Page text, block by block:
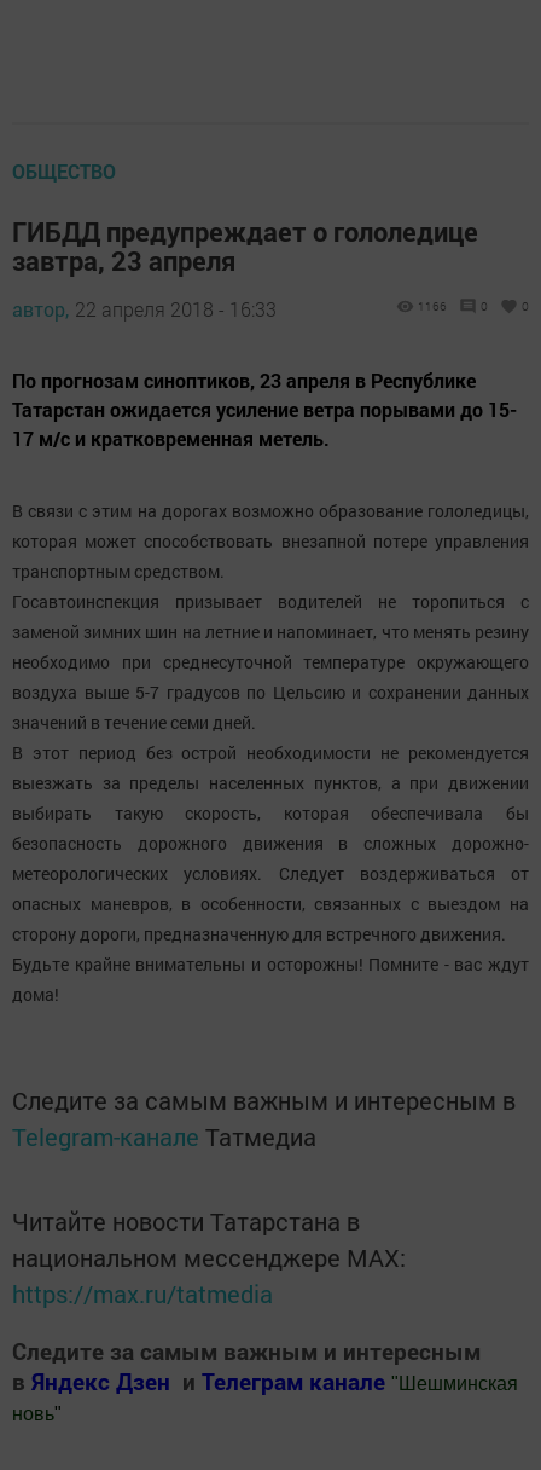
ОБЩЕСТВО
ГИБДД предупреждает о гололедице
завтра, 23 апреля
автор, 22 апреля 2018 - 16:33 1166 0 0
По прогнозам синоптиков, 23 апреля в Республике
Татарстан ожидается усиление ветра порывами до 15-
17 м/с и кратковременная метель.
В связи с этим на дорогах возможно образование гололедицы,
которая может способствовать внезапной потере управления
транспортным средством.
Госавтоинспекция призывает водителей не торопиться с
заменой зимних шин на летние и напоминает, что менять резину
необходимо при среднесуточной температуре окружающего
воздуха выше 5-7 градусов по Цельсию и сохранении данных
значений в течение семи дней.
В этот период без острой необходимости не рекомендуется
выезжать за пределы населенных пунктов, а при движении
выбирать такую скорость, которая обеспечивала бы
безопасность дорожного движения в сложных дорожно-
метеорологических условиях. Следует воздерживаться от
опасных маневров, в особенности, связанных с выездом на
сторону дороги, предназначенную для встречного движения.
Будьте крайне внимательны и осторожны! Помните - вас ждут
дома!
Следите за самым важным и интересным в
Telegram-канале Татмедиа
Читайте новости Татарстана в
национальном мессенджере MАХ:
https://max.ru/tatmedia
Следите за самым важным и интересным
в Яндекс Дзен и Телеграм канале " Шешминская
новь"